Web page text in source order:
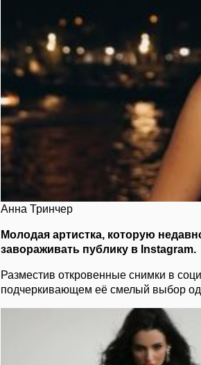
Анна Тринчер
Молодая артистка, которую
завораживать публику в Instagram.
Разместив откровенные снимки в
подчеркивающем её смелый выбор